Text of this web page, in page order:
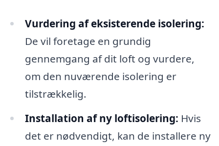
Vurdering af eksisterende isolering:
De vil foretage en grundig
gennemgang af dit loft og vurdere,
om den nuværende isolering er
tilstrækkelig.
Installation af ny loftisolering: Hvis
det er nødvendigt, kan de installere ny